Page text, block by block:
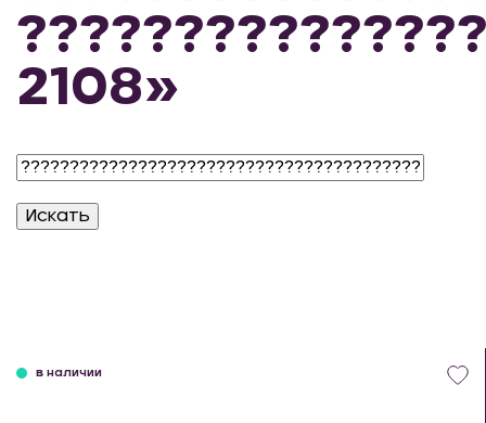
2108»
в наличии